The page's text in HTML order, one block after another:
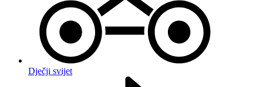
Dječji svijet